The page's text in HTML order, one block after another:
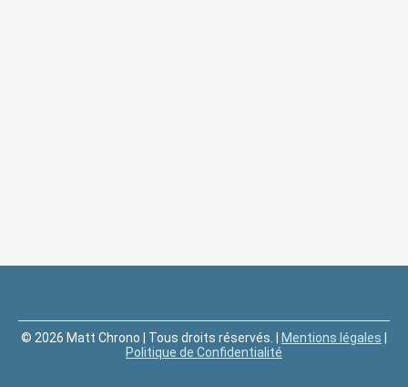
© 2026 Matt Chrono | Tous droits réservés. | Mentions légales
Politique de Confidentialité